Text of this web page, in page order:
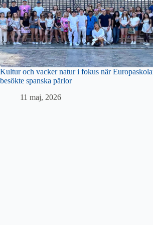
Kultur och vacker natur i fokus när
besökte spanska pärlor
11 maj, 2026